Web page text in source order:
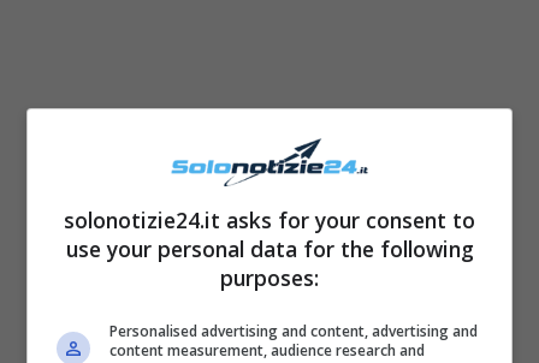
solonotizie24.it asks for your consent to
use your personal data for the following
purposes:
Personalised advertising and content, advertising and
content measurement, audience research and